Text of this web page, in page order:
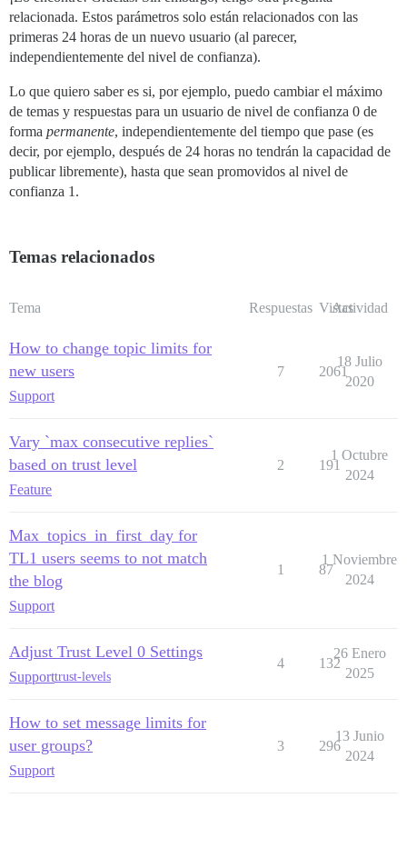
relacionada. Estos parámetros solo están relacionados con las
primeras 24 horas de un nuevo usuario (al parecer,
independientemente del nivel de confianza).
Lo que quiero saber es si, por ejemplo, puedo cambiar el máximo
de temas y respuestas para un usuario de nivel de confianza 0 de
forma permanente, independientemente del tiempo que pase (es
decir, por ejemplo, después de 24 horas no tendrán la capacidad de
publicar libremente), hasta que sean promovidos al nivel de
confianza 1.
Temas relacionados
Tema Respuestas Vistas
Actividad
How to change topic limits for
new users
Support
7 2061
18 Julio
2020
Vary `max consecutive replies`
based on trust level
Feature
2 191
1 Octubre
2024
Max_topics_in_first_day for
TL1 users seems to not match
the blog
Support
1 87
1 Noviembre
2024
Adjust Trust Level 0 Settings
Supporttrust-levels
4 132
26 Enero
2025
How to set message limits for
user groups?
Support
3 296
13 Junio
2024